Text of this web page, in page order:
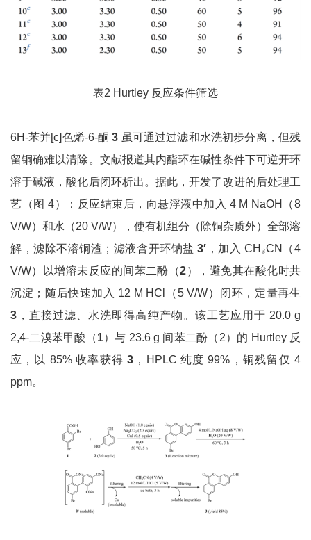
表2 Hurtley 反应条件筛选
6H-苯并[c]色烯-6-酮3 虽可通过过滤和水洗初步分离，但残
留铜确难以清除。文献报道其内酯环在碱性条件下可逆开环
溶于碱液，酸化后闭环析出。据此，开发了改进的后处理工
艺（图 4）：反应结束后，向悬浮液中加入 4 M NaOH（8
V/W）和水（20 V/W），使有机组分（除铜杂质外）全部溶
解，滤除不溶铜渣；滤液含开环钠盐3′ ，加入 CH₃CN（4
V/W）以增溶未反应的间苯二酚（2），避免其在酸化时共
沉淀；随后快速加入 12 M HCl（5 V/W）闭环，定量再生
3 ，直接过滤、水洗即得高纯产物。该工艺应用于 20.0 g
2,4-二溴苯甲酸（1）与 23.6 g 间苯二酚（2）的 Hurtley 反
应，以 85% 收率获得3 ，HPLC 纯度 99%，铜残留仅 4
ppm。